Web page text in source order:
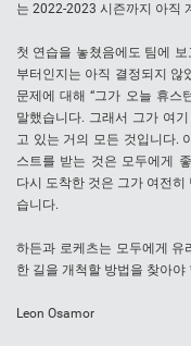
는 2022-2023 시즌까지 아직
첫 연습을 놓쳤음에도 팀에
부터인지는 아직 결정되지 않
문제에 대해 “그가 오늘 휴스
말했습니다. 그래서 그가 여
고 있는 거의 모든 것입니다.
스트를 받는 것은 모두에게
다시 도착한 것은 그가 여전
습니다.
하든과 로케츠는 모두에게 유
한 길을 개척할 방법을 찾아야
Leon Osamor